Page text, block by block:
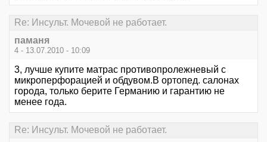
Re: Инсульт. Мочевой не работает.
паманя
4 - 13.07.2010 - 10:09
3, лучше купите матрас противопролежневый с
микроперфорацией и обдувом.В ортопед. салонах
города, только берите Германию и гарантию не
менее года.
Re: Инсульт. Мочевой не работает.